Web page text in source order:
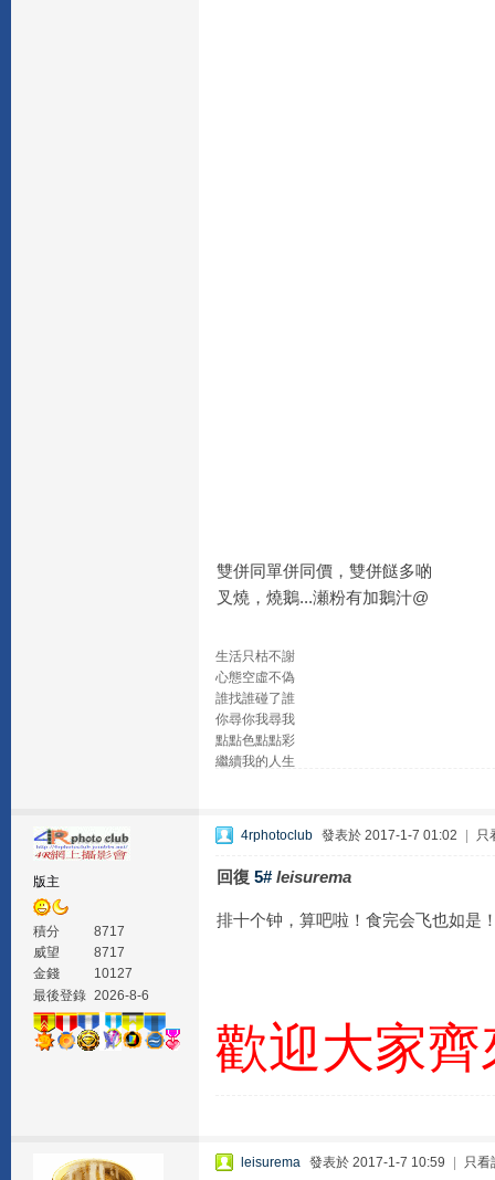
雙併同單併同價，雙併餸多啲
叉燒，燒鵝...瀬粉有加鵝汁@
生活只枯不謝
心態空虛不偽
誰找誰碰了誰
你尋你我尋我
點點色點點彩
繼續我的人生
版主
積分
8717
威望
8717
金錢
10127
最後登錄 2026-8-6
4rphotoclub 發表於 2017-1-7 01:02 只
回復 5# leisurema
排十个钟，算吧啦！食完会飞也如是
歡迎大家
leisurema 發表於 2017-1-7 10:59 只看